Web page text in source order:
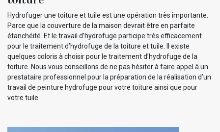
Hydrofuger une toiture et tuile est une opération très importante.
Parce que la couverture de la maison devrait être en parfaite
étanchéité. Et le travail d’hydrofuge participe très efficacement
pour le traitement d’hydrofuge de la toiture et tuile. Il existe
quelques coloris à choisir pour le traitement d’hydrofuge de la
toiture. Nous vous conseillons de ne pas hésiter à faire appel à un
prestataire professionnel pour la préparation de la réalisation d’un
travail de peinture hydrofuge pour votre toiture ainsi que pour
votre tuile.